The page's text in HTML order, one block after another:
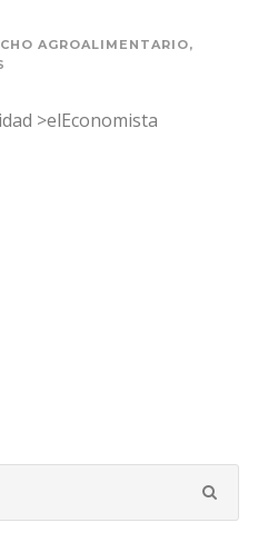
AGROALIMENTARIO,
>elEconomista